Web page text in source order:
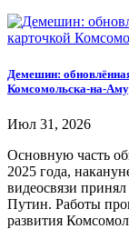
Демешин:
Комсомольска-на-
Июл 31, 2026
Основную часть
2025 года,
видеосвязи
Путин. Работы
развития